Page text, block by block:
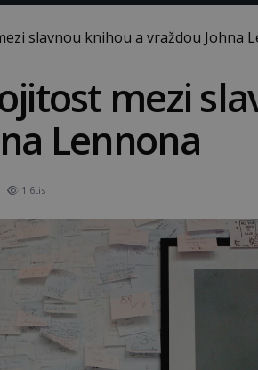
slavnou knihou a vraždou Johna
mezi
Lennona
1.6tis